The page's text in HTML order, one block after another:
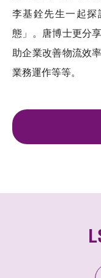
李基銓先生一起
態」。唐博士更分
助企業改善物流效
業務運作等等。